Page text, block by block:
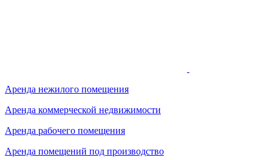
Аренда нежилого помещения
Аренда коммерческой недвижимости
Аренда рабочего помещения
Аренда помещений под производство